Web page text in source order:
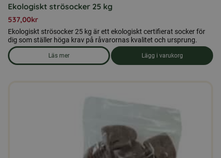
Ekologiskt strösocker 25 kg
537,00kr
Ekologiskt strösocker 25 kg är ett ekologiskt certifierat socker för
dig som ställer höga krav på råvarornas kvalitet och ursprung.
Läs mer
om produkten Ekologiskt strösocker 25 kg
Lägg i varukorg